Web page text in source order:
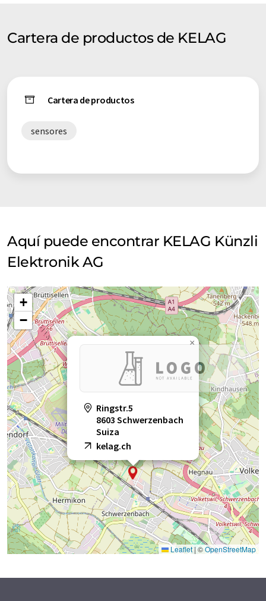
Cartera de productos de KELAG
Cartera de productos
sensores
Aquí puede encontrar KELAG Künzli
Elektronik AG
Ringstr.5
8603 Schwerzenbach
Suiza
kelag.ch
×
+
−
Leaflet |©OpenStreetMap